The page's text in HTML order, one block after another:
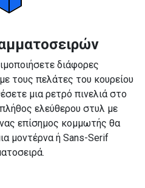
διάφορες
τους πελάτες του κουρείου
μια ρετρό πινελιά στο
ελεύθερου στυλ με
επίσημος κομμωτής θα
μοντέρνα ή Sans-Serif